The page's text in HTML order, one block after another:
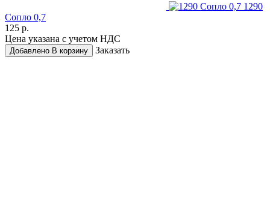
1290
Сопло 0,7
125 р.
Цена указана с учетом НДС
Добавлено В корзину Заказать